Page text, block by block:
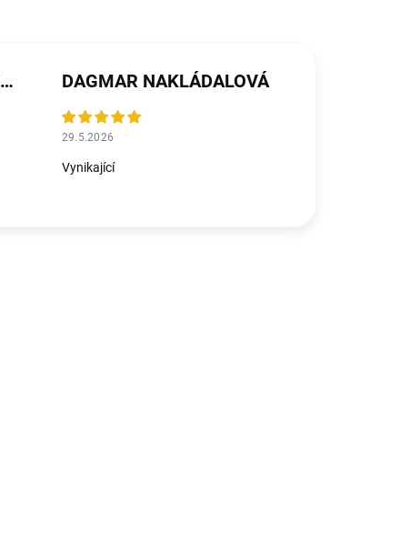
JANA ŘEZNÍČKOVÁ MICHALIČKOVÁ DAGMAR NAKLÁDALOVÁ
29.5.2026
Vynikající